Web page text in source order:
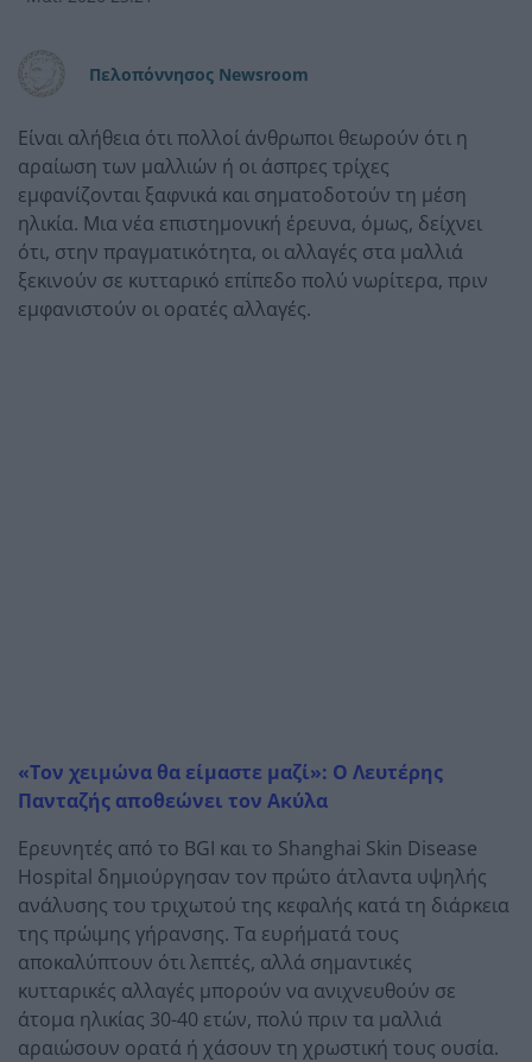
Πελοπόννησος Newsroom
Είναι αλήθεια ότι πολλοί άνθρωποι θεωρούν ότι η
αραίωση των μαλλιών ή οι άσπρες τρίχες
εμφανίζονται ξαφνικά και σηματοδοτούν τη μέση
ηλικία. Μια νέα επιστημονική έρευνα, όμως, δείχνει
ότι, στην πραγματικότητα, οι αλλαγές στα μαλλιά
ξεκινούν σε κυτταρικό επίπεδο πολύ νωρίτερα, πριν
εμφανιστούν οι ορατές αλλαγές.
«Τον χειμώνα θα είμαστε μαζί»: Ο Λευτέρης
Πανταζής αποθεώνει τον Ακύλα
Ερευνητές από το BGI και το Shanghai Skin Disease
Hospital δημιούργησαν τον πρώτο άτλαντα υψηλής
ανάλυσης του τριχωτού της κεφαλής κατά τη διάρκεια
της πρώιμης γήρανσης. Τα ευρήματά τους
αποκαλύπτουν ότι λεπτές, αλλά σημαντικές
κυτταρικές αλλαγές μπορούν να ανιχνευθούν σε
άτομα ηλικίας 30-40 ετών, πολύ πριν τα μαλλιά
αραιώσουν ορατά ή χάσουν τη χρωστική τους ουσία.